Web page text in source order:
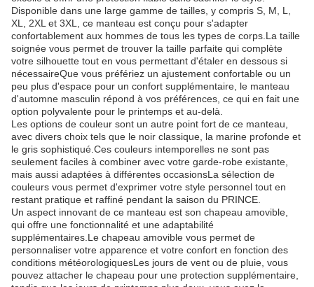
Disponible dans une large gamme de tailles, y compris S, M, L,
XL, 2XL et 3XL, ce manteau est conçu pour s'adapter
confortablement aux hommes de tous les types de corps.La taille
soignée vous permet de trouver la taille parfaite qui complète
votre silhouette tout en vous permettant d'étaler en dessous si
nécessaireQue vous préfériez un ajustement confortable ou un
peu plus d'espace pour un confort supplémentaire, le manteau
d'automne masculin répond à vos préférences, ce qui en fait une
option polyvalente pour le printemps et au-delà.
Les options de couleur sont un autre point fort de ce manteau,
avec divers choix tels que le noir classique, la marine profonde et
le gris sophistiqué.Ces couleurs intemporelles ne sont pas
seulement faciles à combiner avec votre garde-robe existante,
mais aussi adaptées à différentes occasionsLa sélection de
couleurs vous permet d'exprimer votre style personnel tout en
restant pratique et raffiné pendant la saison du PRINCE.
Un aspect innovant de ce manteau est son chapeau amovible,
qui offre une fonctionnalité et une adaptabilité
supplémentaires.Le chapeau amovible vous permet de
personnaliser votre apparence et votre confort en fonction des
conditions météorologiquesLes jours de vent ou de pluie, vous
pouvez attacher le chapeau pour une protection supplémentaire,